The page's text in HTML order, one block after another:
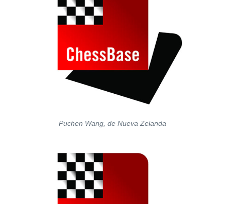
Puchen Wang, de Nueva Zelanda